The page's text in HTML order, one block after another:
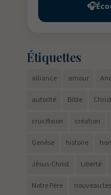
🎧
Étiquettes
alliance amour
autorité Bible
crucifixion création
Genèse histoire
Jésus-Christ Liberté
Notre Père nouveau